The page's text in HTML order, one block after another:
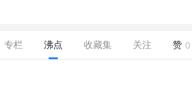
专栏 沸点 收藏集 关注 赞 0